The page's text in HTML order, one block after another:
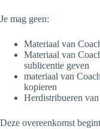
Je mag geen:
Materiaal van
Materiaal van
sublicentie geven
materiaal van
kopieren
Herdistribueren
Deze overeenkomst